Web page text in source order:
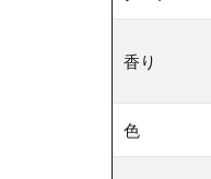
香り
色